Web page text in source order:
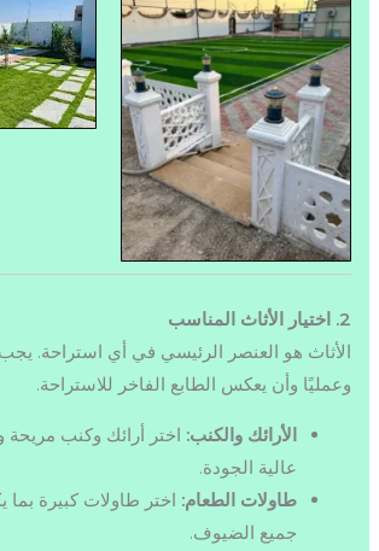
2. اختيار الأثاث المناسب
الأثاث هو العنصر الرئيسي في أي استراحة.
وعمليًا وأن يعكس الطابع الفاخر للاستراحة.
الأرائك والكنب: اختر أرائك وكنب
عالية الجودة.
طاولات الطعام: اختر طاولات كبيرة بما
جميع الضيوف.